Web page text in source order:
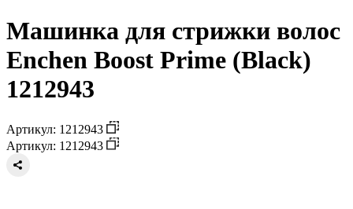
Машинка для стрижки волос
Enchen Boost Prime (Black)
1212943
Артикул: 1212943
Артикул: 1212943